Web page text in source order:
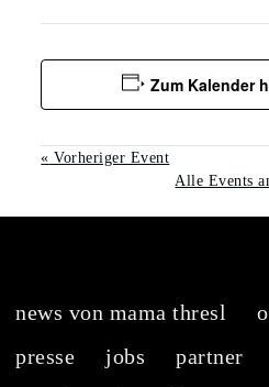
Zum Kalender
« Vorheriger Event
Alle Events
news von mama thresl
presse
jobs partner